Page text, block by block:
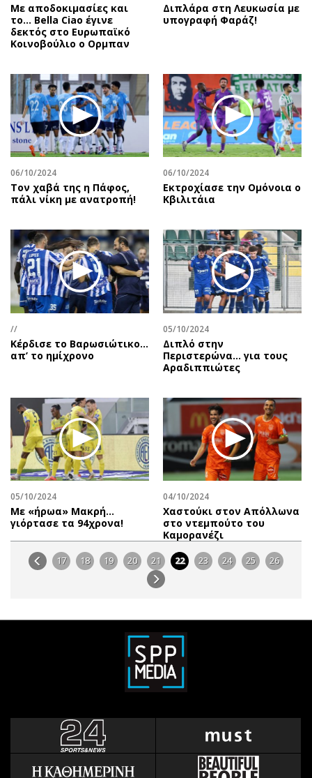
Με αποδοκιμασίες και
το… Bella Ciao έγινε
δεκτός στο Ευρωπαϊκό
Κοινοβούλιο ο Ορμπαν
Διπλάρα στη Λευκωσία με
υπογραφή Φαράζ!
06/10/2024
Τον χαβά της η Πάφος,
πάλι νίκη με ανατροπή!
06/10/2024
Εκτροχίασε την Ομόνοια ο
Κβιλιτάια
//
Κέρδισε το Βαρωσιώτικο…
απ’ το ημίχρονο
05/10/2024
Διπλό στην
Περιστερώνα… για τους
Αραδιππιώτες
05/10/2024
Με «ήρωα» Μακρή…
γιόρτασε τα 94χρονα!
04/10/2024
Χαστούκι στον Απόλλωνα
στο ντεμπούτο του
Καμορανέζι
17 18 19 20 21 22 23 24 25 26